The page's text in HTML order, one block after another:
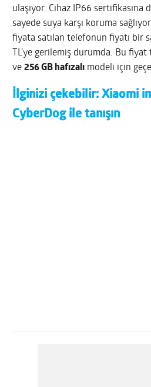
ulaşıyor. Cihaz IP66 sertifikasına
sayede suya karşı koruma
fiyata satılan telefonun fiyatı bir
TL’ye gerilemiş durumda. Bu
ve256 GB hafızalı modeli için
İlginizi çekebilir:Xiaomi
CyberDog ile tanışın